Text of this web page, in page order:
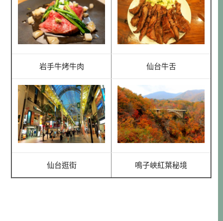
岩手牛烤牛肉 仙台牛舌
仙台逛街 鳴子峽紅葉秘境